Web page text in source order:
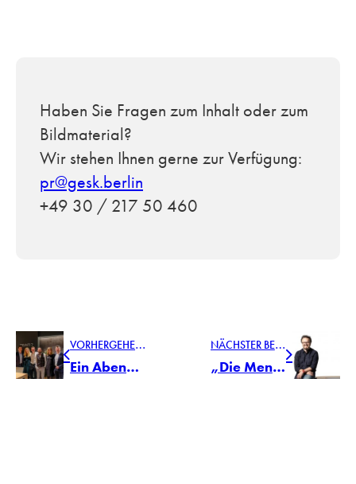
Haben Sie Fragen zum Inhalt oder zum
Bildmaterial?
Wir stehen Ihnen gerne zur Verfügung:
pr@gesk.berlin
+49 30 / 217 50 460
V
ORHERGEHENDER BEITRAG
Ein Abend im TEAM 7 Atelier St. Johann
N
ÄCHSTER BEITRAG
„Die Menschen sehnen sich nach dem Echten“ TEAM 7 Head of Design Sebastian Desch über die Interior- und Designtrends 2023